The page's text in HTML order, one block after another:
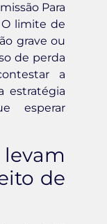
Para
O limite de
grave ou
de perda
a
estratégia
esperar
de